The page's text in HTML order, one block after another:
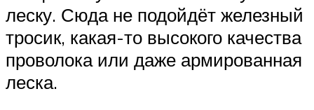
леску. Сюда не подойдёт железный
тросик, какая-то высокого качества
проволока или даже армированная
леска.